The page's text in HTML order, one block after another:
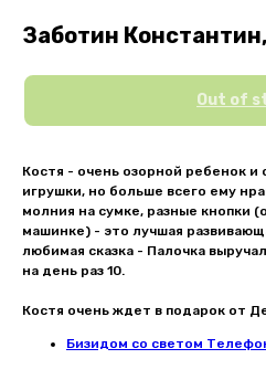
Заботин
Out of
Костя - очень озорной ребенок и
игрушки, но больше всего ему
молния на сумке, разные кнопки
машинке) - это лучшая
любимая сказка - Палочка
на день раз 10.
Костя очень ждет в подарок от
Бизидом со светом